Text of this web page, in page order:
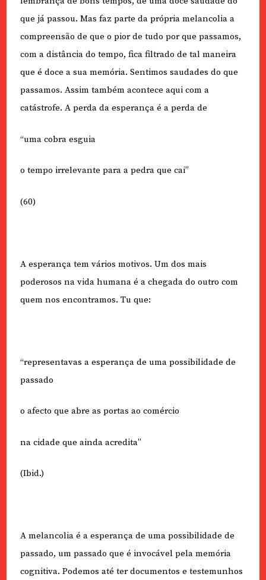
que já passou. Mas faz parte da própria melancolia a
compreensão de que o pior de tudo por que passamos,
com a distância do tempo, fica filtrado de tal maneira
que é doce a sua memória. Sentimos saudades do que
passamos. Assim também acontece aqui com a
catástrofe. A perda da esperança é a perda de
“uma cobra esguia
o tempo irrelevante para a pedra que cai”
(60)
A esperança tem vários motivos. Um dos mais
poderosos na vida humana é a chegada do outro com
quem nos encontramos. Tu que:
“representavas a esperança de uma possibilidade de
passado
o afecto que abre as portas ao comércio
na cidade que ainda acredita”
(Ibid.)
A melancolia é a esperança de uma possibilidade de
passado, um passado que é invocável pela memória
cognitiva. Podemos até ter documentos e testemunhos